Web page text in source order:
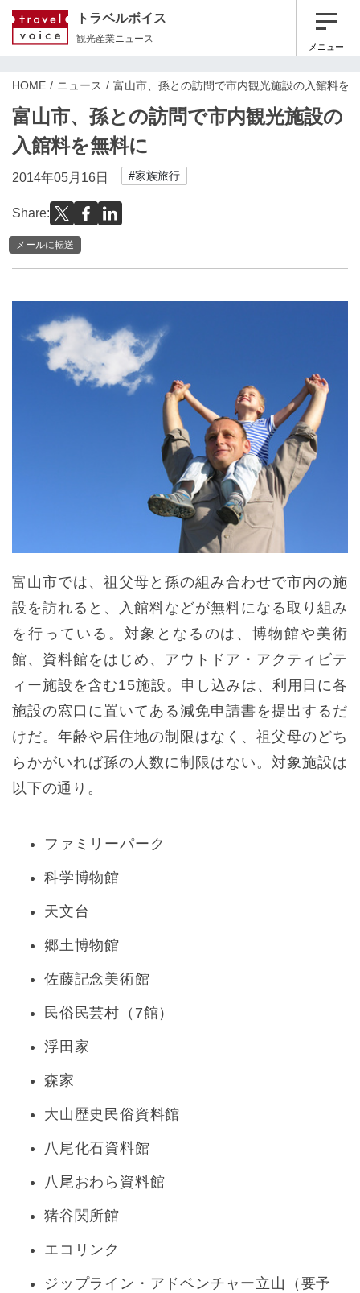
トラベルボイス
観光産業ニュース
メニュー
HOME ニュース 富山市、孫との訪問で市内観光施設の入館料を
富山市、孫との訪問で市内観光施設の
入館料を無料に
2014年05月16日 #家族旅行
Share:
メールに転送
富山市では、祖父母と孫の組み合わせで市内の施
設を訪れると、入館料などが無料になる取り組み
を行っている。対象となるのは、博物館や美術
館、資料館をはじめ、アウトドア・アクティビテ
ィー施設を含む15施設。申し込みは、利用日に各
施設の窓口に置いてある減免申請書を提出するだ
けだ。年齢や居住地の制限はなく、祖父母のどち
らかがいれば孫の人数に制限はない。対象施設は
以下の通り。
ファミリーパーク
科学博物館
天文台
郷土博物館
佐藤記念美術館
民俗民芸村（7館）
浮田家
森家
大山歴史民俗資料館
八尾化石資料館
八尾おわら資料館
猪谷関所館
エコリンク
ジップライン・アドベンチャー立山（要予